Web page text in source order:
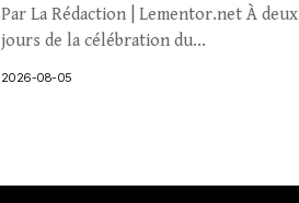
Par La Rédaction | Lementor.net À deux
jours de la célébration du...
2026-08-05